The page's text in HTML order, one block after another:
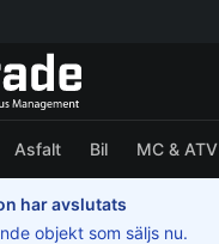
Asfalt Bil MC & ATV
har avslutats
objekt som säljs nu.